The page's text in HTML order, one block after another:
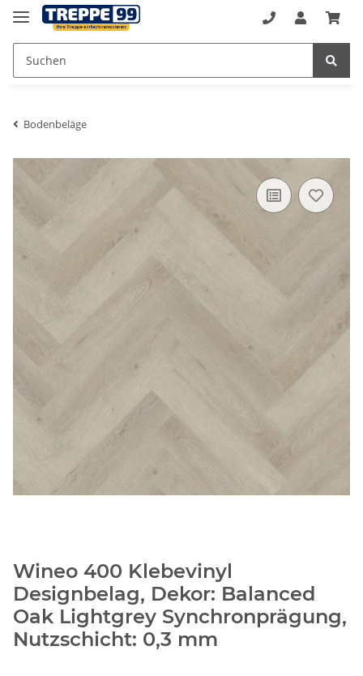
Bodenbeläge
Wineo 400 Klebevinyl
Designbelag, Dekor: Balanced
Oak Lightgrey Synchronprägung,
Nutzschicht: 0,3 mm